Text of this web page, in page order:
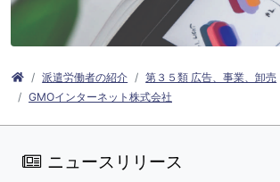
派遣労働者の紹介 第３５類 広告、事業、卸売
GMOインターネット株式会社
ニュースリリース